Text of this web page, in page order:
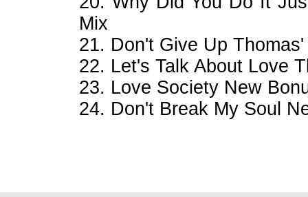
Mix
21. Don't Give Up
22. Let's Talk About Love
23. Love Society New
24. Don't Break My Soul